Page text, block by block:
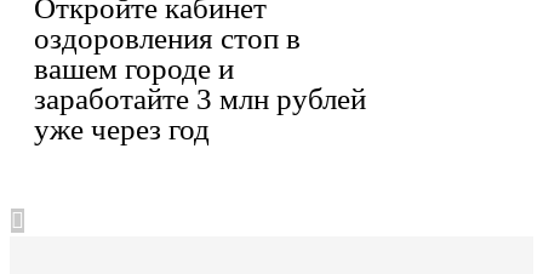
Откройте кабинет
оздоровления стоп в
вашем городе и
заработайте 3 млн рублей
уже через год